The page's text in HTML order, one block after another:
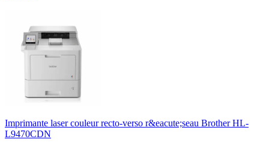
Imprimante laser couleur recto-verso r&eacute;seau Brother HL-
L9470CDN